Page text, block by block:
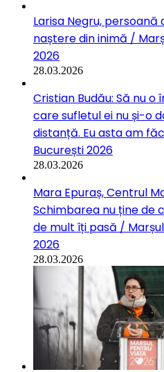
Larisa Negru,
naștere din inimă /
2026
28.03.2026
Cristian Budău: Să nu
care sufletul ei nu și-o
distanță. Eu asta am
București 2026
28.03.2026
Mara Epuraș, Centrul
Schimbarea nu ține de
de mult îți pasă /
2026
28.03.2026